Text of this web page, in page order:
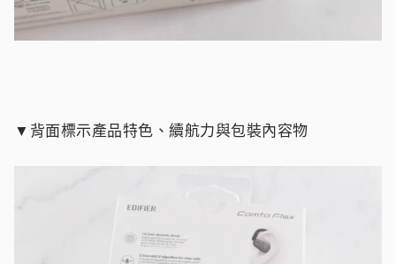
▼背面標示產品特色、續航力與包裝內容物